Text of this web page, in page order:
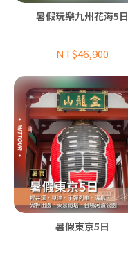
暑假玩樂九州花海5日
NT$46,900
暑假東京5日